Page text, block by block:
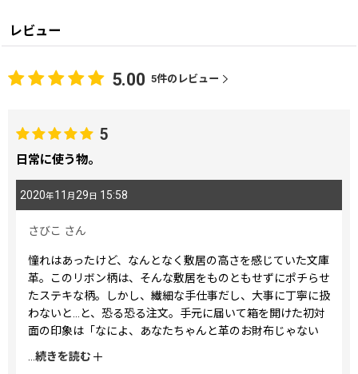
レビュー
5.00 5件のレビュー
5
日常に使う物。
2020年11 月 29 日 15:58
さびこ さん
憧れはあったけど、なんとなく敷居の高さを感じていた文庫
革。このリボン柄は、そんな敷居をものともせずにポチらせ
たステキな柄。しかし、繊細な手仕事だし、大事に丁寧に扱
わないと…と、恐る恐る注文。手元に届いて箱を開けた初対
面の印象は「なによ、あなたちゃんと革のお財布じゃない
の」でした。もちろん美しい伝統工芸品ですが、きちんと日
常に使う物としての気概、迫力。これはもう「美人で何もで
...続きを読む